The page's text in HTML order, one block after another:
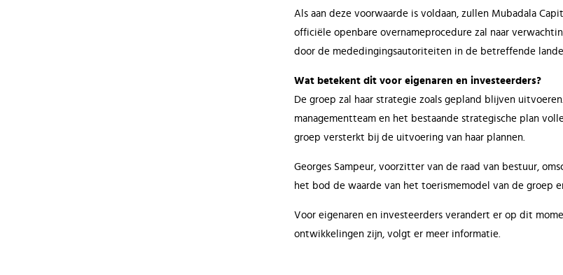
Als aan deze voorwaarde is voldaan, zullen Mubadala
officiële openbare overnameprocedure zal naar
door de mededingingsautoriteiten in de betreffende
Wat betekent dit voor eigenaren en investeerders?
De groep zal haar strategie zoals gepland blijven
managementteam en het bestaande strategische plan
groep versterkt bij de uitvoering van haar plannen.
Georges Sampeur, voorzitter van de raad van bestuur,
het bod de waarde van het toerismemodel van de groep
Voor eigenaren en investeerders verandert er op dit
ontwikkelingen zijn, volgt er meer informatie.